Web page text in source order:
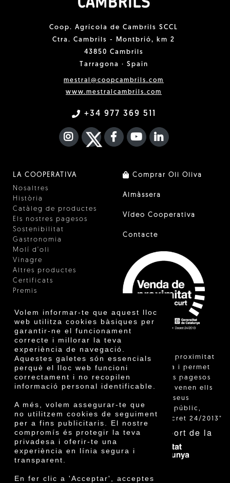
Volem informar-te que aquest lloc
web utilitza cookies bàsiques per
garantir-ne el funcionament
correcte i millorar la teva
experiència de navegació.
Aquestes galetes són essencials
perquè el lloc web funcioni
correctament i no recopilen
informació personal identificable.
A més, volem assegurar-te que
no utilitzem cookies de seguiment
per a fins publicitaris. El nostre
compromís és protegir la teva
privadesa i oferir-te una
experiència en línia segura i
transparent.
En fer clic a 'Acceptar', acceptes
Coop. Agrícola de Cambrils SCCL
Ctra. Cambrils - Montbrió, km 2
43850 Cambrils
Tarragona · Spain
mestral@coopcambrils.com
www.mestralcambrils.com
+34 977 369 511
INSTAGRAM
TWITTER
FACEBOOK F
YOUTUBEFA LINKEDIN
LA COOPERATIVA
Nosaltres
Història
Catàleg de productes
Els nostres pagesos
Sostenibilitat
Gastronomia
Molí d'oli
Vinagre
Altres productes
Certificats
Premis
Comprar Oli Oliva
Almàssera
Vídeo Cooperativa
Contacte
"La venda de proximitat
està regulada i permet
identificar els pagesos
catalans que venen ells
mateixos els seus
productes al públic,
segons el Decret 24/2013"
Amb el suport de la